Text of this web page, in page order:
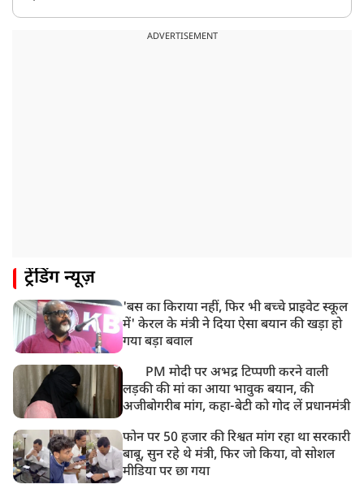
ADVERTISEMENT
ट्रेंडिंग न्यूज़
'बस का किराया नहीं, फिर भी बच्चे प्राइवेट स्कूल
में' केरल के मंत्री ने दिया ऐसा बयान की खड़ा हो
गया बड़ा बवाल
PM मोदी पर अभद्र टिप्पणी करने वाली
लड़की की मां का आया भावुक बयान, की
अजीबोगरीब मांग, कहा-बेटी को गोद लें प्रधानमंत्री
फोन पर 50 हजार की रिश्वत मांग रहा था सरकारी
बाबू, सुन रहे थे मंत्री, फिर जो किया, वो सोशल
मीडिया पर छा गया